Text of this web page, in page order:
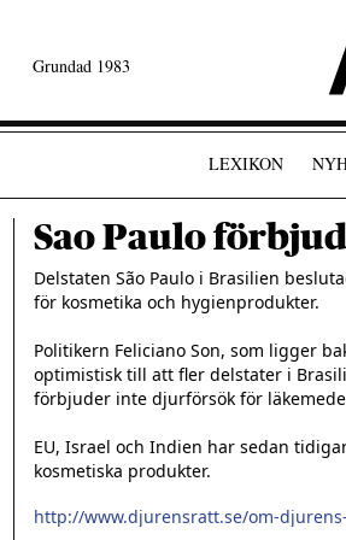
Grundad 1983
LEXIKON
Sao Paulo
Delstaten São Paulo i Brasilien
för kosmetika och hygienprodukter.
Politikern Feliciano Son, som ligger
optimistisk till att fler delstater i
förbjuder inte djurförsök för
EU, Israel och Indien har sedan
kosmetiska produkter.